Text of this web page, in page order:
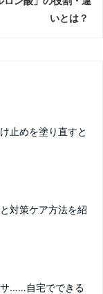
いとは？
止めを塗り直すと
対策ケア方法を紹
……自宅でできる